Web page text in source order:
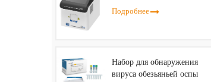
Подробнее
Набор для обнаружения
вируса обезьяньей оспы